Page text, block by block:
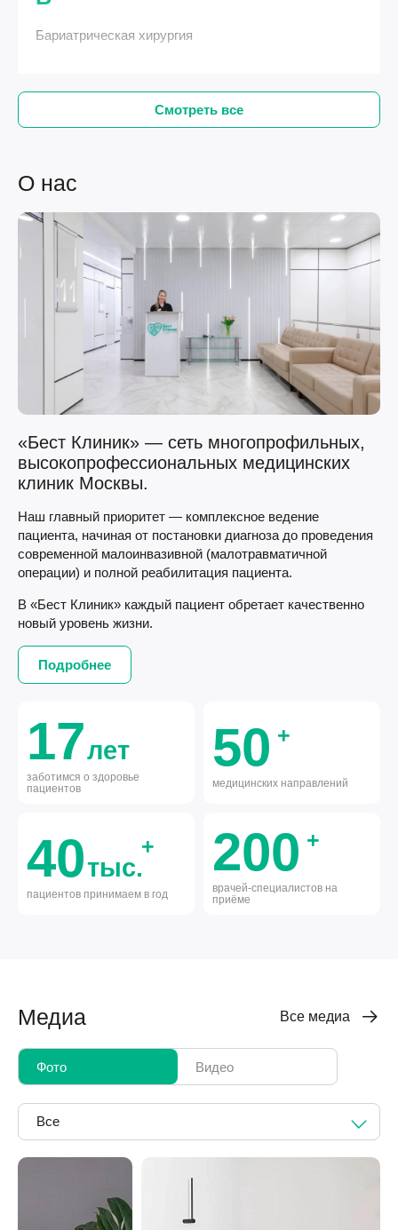
Бариатрическая хирургия
Смотреть все
О нас
«Бест Клиник» — сеть многопрофильных,
высокопрофессиональных медицинских
клиник Москвы.
Наш главный приоритет — комплексное ведение
пациента, начиная от постановки диагноза до проведения
современной малоинвазивной (малотравматичной
операции) и полной реабилитация пациента.
В «Бест Клиник» каждый пациент обретает качественно
новый уровень жизни.
Подробнее
17лет
заботимся о здоровье
пациентов
50
+
медицинских направлений
40тыс.
+
пациентов принимаем в год
200
+
врачей-специалистов на
приёме
Медиа Все медиа
Фото Видео
Все